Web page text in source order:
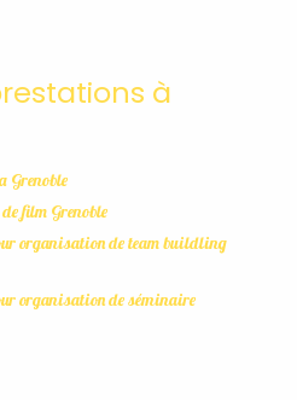
à
Grenoble
film Grenoble
organisation de team buildling
organisation de séminaire